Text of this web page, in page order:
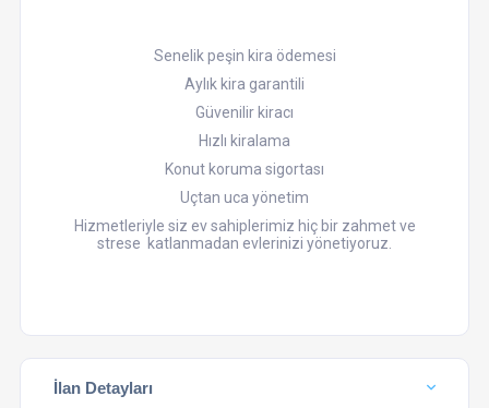
Senelik peşin kira ödemesi
Aylık kira garantili
Güvenilir kiracı
Hızlı kiralama
Konut koruma sigortası
Uçtan uca yönetim
Hizmetleriyle siz ev sahiplerimiz hiç bir zahmet ve
strese katlanmadan evlerinizi yönetiyoruz.
İlan Detayları